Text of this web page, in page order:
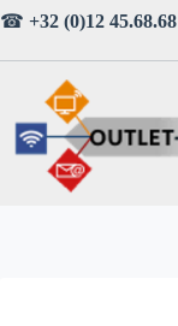
Ga
naar
☎ +32 (0)12 45.68.68